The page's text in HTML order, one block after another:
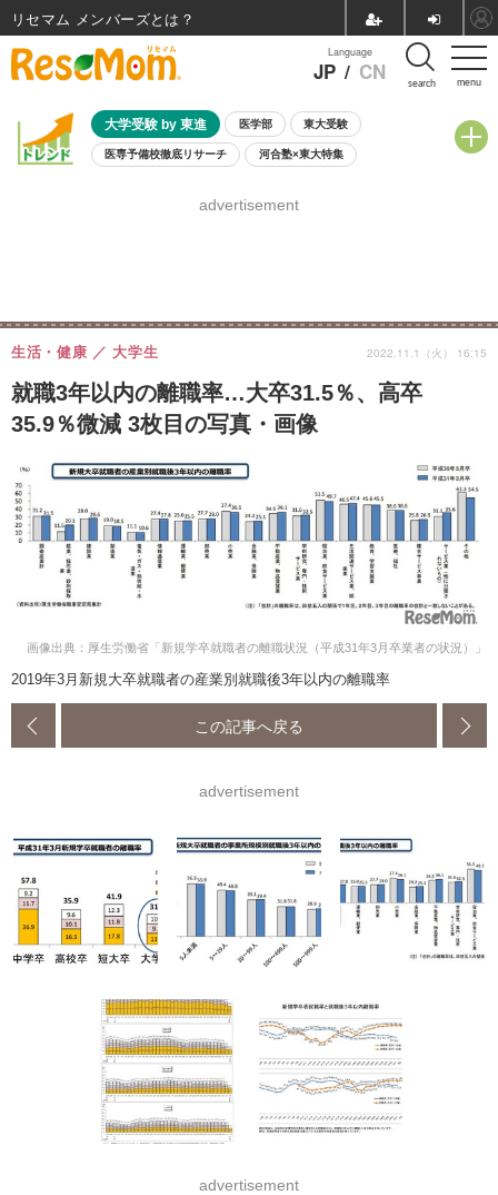
menu
Language
JP / CN search
大学受験 by 東進 医学部 東大受験
医専予備校徹底リサーチ 河合塾×東大特集
8月開催学校説明会・相談会
advertisement
就職3年以内の離職率…大卒31.5％、高卒
35.9％微減 3枚目の写真・画像
生活・健康 大学生 2022.11.1（火） 16:15
画像出典：厚生労働省「新規学卒就職者の離職状況（平成31年3月卒業者の状況）」
2019年3月新規大卒就職者の産業別就職後3年以内の離職率
この記事へ戻る
advertisement
advertisement
リセマム メンバーズ